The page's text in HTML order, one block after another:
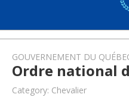
GOUVERNEMENT DU
Ordre national
Category: Chevalier